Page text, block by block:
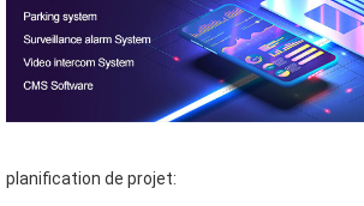
planification de projet: